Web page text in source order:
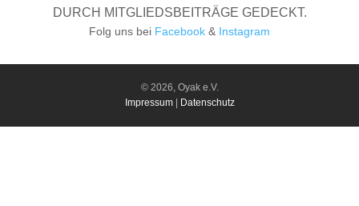
DURCH MITGLIEDSBEITRÄGE GEDECKT.
Folg uns bei Facebook & Instagram
© 2026, Oyak e.V.
Impressum| Datenschutz